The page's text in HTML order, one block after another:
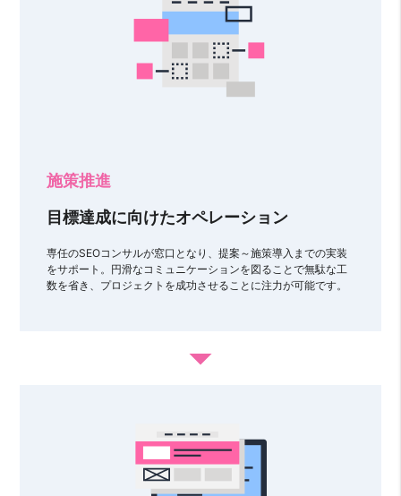
施策推進
目標達成に向けたオペレーション
専任のSEOコンサルが窓口となり、提案～施策導入までの実装
をサポート。円滑なコミュニケーションを図ることで無駄な工
数を省き、プロジェクトを成功させることに注力が可能です。
arrow_drop_down